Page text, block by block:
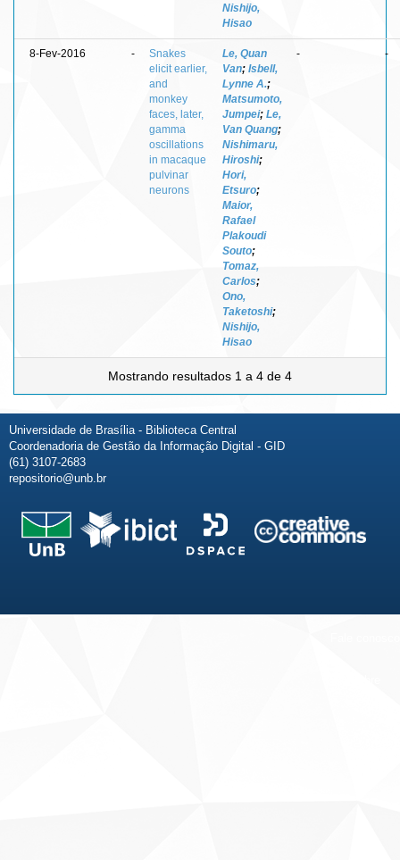
Nishijo,
Hisao
8-Fev-2016 -
Snakes
elicit earlier,
and
monkey
faces, later,
gamma
oscillations
in macaque
pulvinar
neurons
Le, Quan
Van; Isbell,
Lynne A.;
Matsumoto,
Jumpei; Le,
Van Quang;
Nishimaru,
Hiroshi;
Hori,
Etsuro;
Maior,
Rafael
Plakoudi
Souto;
Tomaz,
Carlos;
Ono,
Taketoshi;
Nishijo,
Hisao
- -
Mostrando resultados 1 a 4 de 4
Universidade de Brasília - Biblioteca Central
Coordenadoria de Gestão da Informação Digital - GID
(61) 3107-2683
repositorio@unb.br